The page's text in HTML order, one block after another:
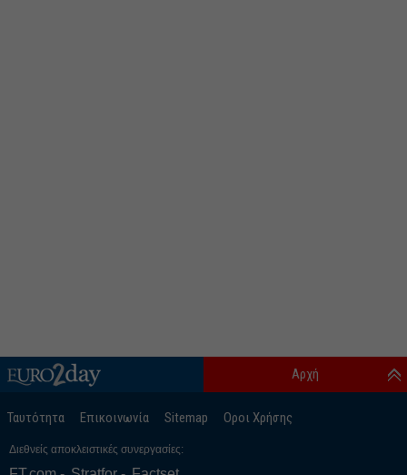
Ταυτότητα Επικοινωνία Sitemap Οροι Χρήσης
Αρχή
Διεθνείς αποκλειστικές συνεργασίες: